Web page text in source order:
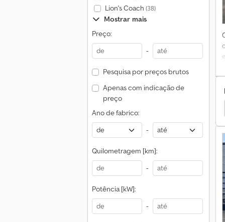
Lion's Coach (38)
Mostrar mais
Preço:
-
Pesquisa por preços brutos
Apenas com indicação de
preço
Ano de fabrico:
-
Quilometragem [km]:
-
Potência [kW]:
-
Sommer Semirreboques Sommer Zp Atrelados